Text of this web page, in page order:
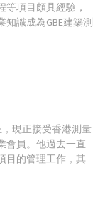
等項目頗具經驗，
識成為GBE建築測
現正接受香港測量
會員。他過去一直
目的管理工作，其